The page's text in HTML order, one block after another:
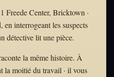
Freede Center, Bricktown ·
en interrogeant les suspects
détective lit une pièce.
la même histoire. À
la moitié du travail · il vous